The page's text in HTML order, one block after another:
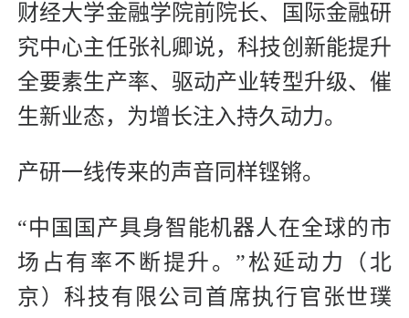
财经大学金融学院前院长、国际金融研
究中心主任张礼卿说，科技创新能提升
全要素生产率、驱动产业转型升级、催
生新业态，为增长注入持久动力。
产研一线传来的声音同样铿锵。
“中国国产具身智能机器人在全球的市
场占有率不断提升。”松延动力（北
京）科技有限公司首席执行官张世璞